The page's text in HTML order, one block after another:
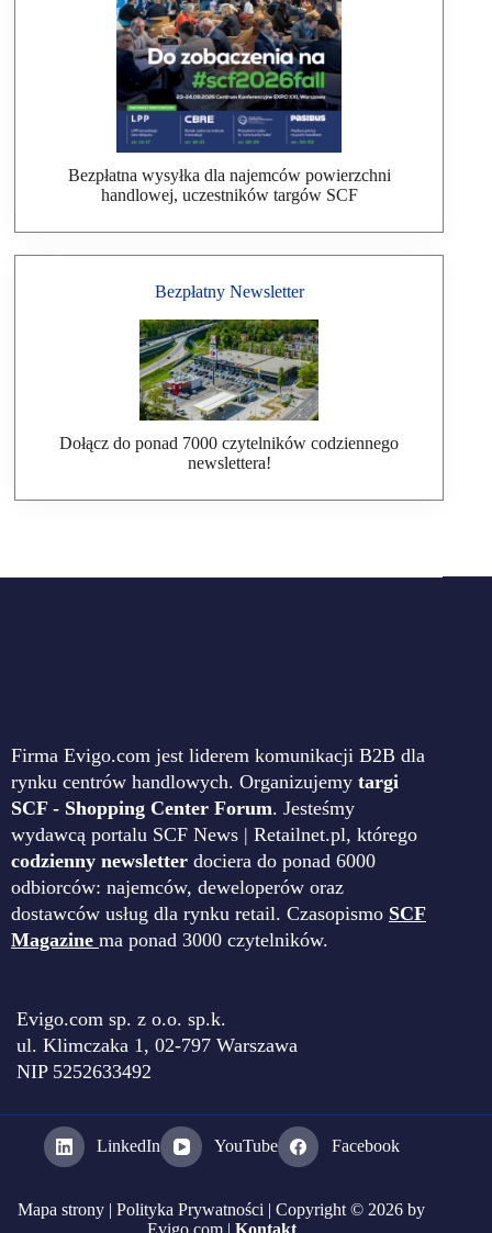
Bezpłatna wysyłka dla najemców powierzchni
handlowej, uczestników targów SCF
Bezpłatny Newsletter
Dołącz do ponad 7000 czytelników codziennego
newslettera!
Firma Evigo.com jest liderem komunikacji B2B dla
rynku centrów handlowych. Organizujemy targi
SCF - Shopping Center Forum. Jesteśmy
wydawcą portalu SCF News | Retailnet.pl, którego
codzienny newsletter dociera do ponad 6000
odbiorców: najemców, deweloperów oraz
dostawców usług dla rynku retail. Czasopismo SCF
Magazine ma ponad 3000 czytelników.
Evigo.com sp. z o.o. sp.k.
ul. Klimczaka 1, 02-797 Warszawa
NIP 5252633492
LinkedIn YouTube Facebook
Mapa strony |Polityka Prywatności | Copyright © 2026 by
Evigo.com | Kontakt